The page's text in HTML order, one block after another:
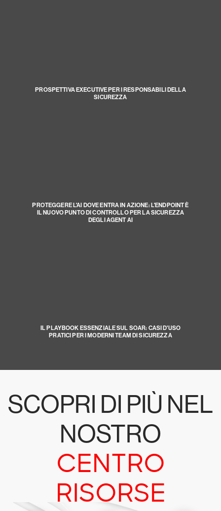
PROSPETTIVA EXECUTIVE PER I RESPONSABILI DELLA
SICUREZZA
PROTEGGERE L'AI DOVE ENTRA IN AZIONE: L'ENDPOINT È
IL NUOVO PUNTO DI CONTROLLO PER LA SICUREZZA
DEGLI AGENT AI
IL PLAYBOOK ESSENZIALE SUL SOAR: CASI D'USO
PRATICI PER I MODERNI TEAM DI SICUREZZA
SCOPRI DI PIÙ NEL
NOSTRO
CENTRO
RISORSE